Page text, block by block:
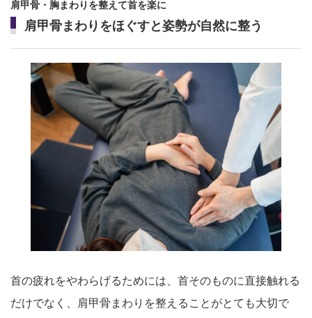
肩甲骨・胸まわりを整えて首を楽に
肩甲骨まわりをほぐすと姿勢が自然に整う
首の疲れをやわらげるためには、首そのものに直接触れる
だけでなく、肩甲骨まわりを整えることがとても大切で